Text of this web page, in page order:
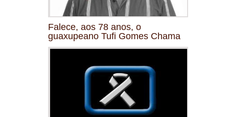
Falece, aos 78 anos, o
guaxupeano Tufi Gomes Chama